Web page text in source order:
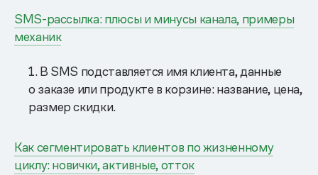
SMS-рассылка: плюсы и минусы канала, примеры
механик
1. В SMS подставляется имя клиента, данные
о заказе или продукте в корзине: название, цена,
размер скидки.
Как сегментировать клиентов по жизненному
циклу: новички, активные, отток